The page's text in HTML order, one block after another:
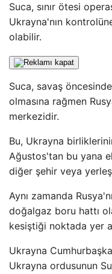
Suca, sınır ötesi
Ukrayna'nın
olabilir.
Suca, savaş
olmasına rağmen
merkezidir.
Bu, Ukrayna
Ağustos'tan bu yana
diğer şehir veya
Aynı zamanda
doğalgaz boru hattı
kesiştiği noktada yer
Ukrayna
Ukrayna ordusunun